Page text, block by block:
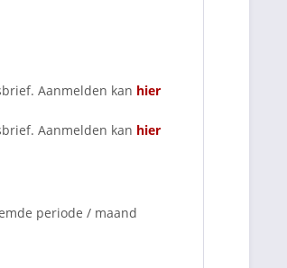
Aanmelden kan hier
Aanmelden kan hier
periode / maand